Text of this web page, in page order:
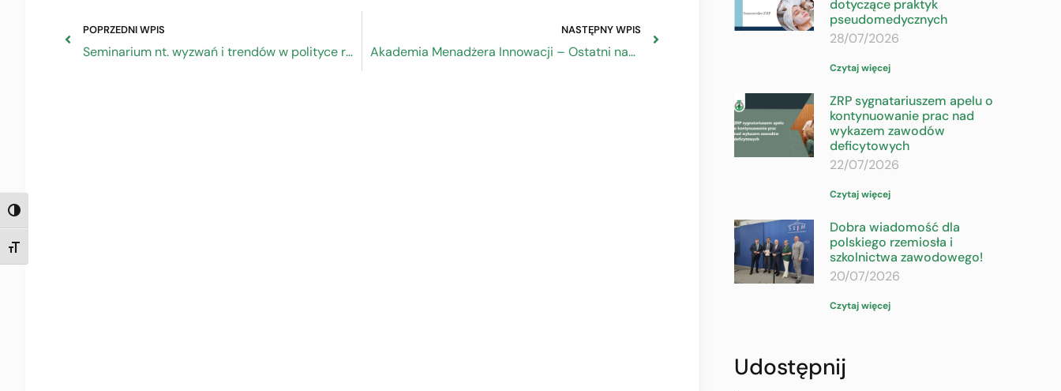
TOGGLE HIGH CONTRAST
TOGGLE FONT SIZE
POPRZEDNI WPIS
Seminarium nt. wyzwań i trendów w polityce regionalnej – 30.01.2022
NASTĘPNY WPIS
Akademia Menadżera Innowacji – Ostatni nabór do VI edycji potrwa do 31.01.2023 r.
dotyczące praktyk
pseudomedycznych
28/07/2026
Czytaj więcej
ZRP sygnatariuszem apelu o
kontynuowanie prac nad
wykazem zawodów
deficytowych
22/07/2026
Czytaj więcej
Dobra wiadomość dla
polskiego rzemiosła i
szkolnictwa zawodowego!
20/07/2026
Czytaj więcej
Udostępnij